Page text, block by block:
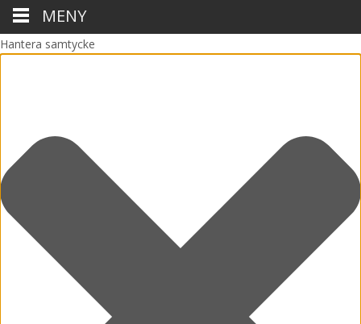
Hantera samtycke
MENY